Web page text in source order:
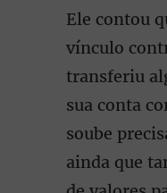
Ele contou
vínculo
transferiu
sua conta
soube
ainda que